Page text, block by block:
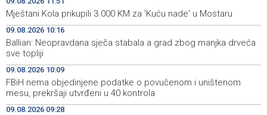
10:16
Ballian: Neopravdana sječa stabala a grad zbog manjka
drveća sve topliji
10:09
FBiH nema objedinjene podatke o povučenom i
uništenom mesu, prekršaji utvrđeni u 40 kontrola
10:03
Marija Šerifović pred više hiljada posjetitelja na Piroti
zatvorila 'Dane dijaspore 2026' u Travniku
Mještani Kola prikupili 3.000 KM za 'Kuću nade' u Mostaru
09.08.2026 10:16
Ballian: Neopravdana sječa stabala a grad zbog manjka drveća
sve topliji
09.08.2026 10:09
FBiH nema objedinjene podatke o povučenom i uništenom
mesu, prekršaji utvrđeni u 40 kontrola
09.08.2026 09:28